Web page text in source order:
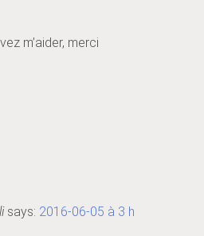
m’aider, merci
says: 2016-06-05 à 3 h